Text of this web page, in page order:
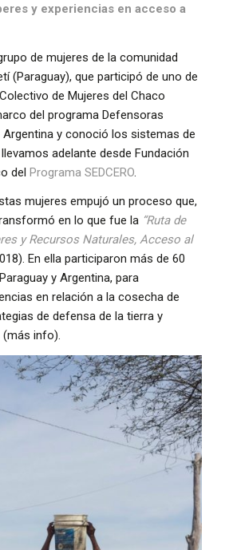
y experiencias en acceso a
de mujeres de la comunidad
(Paraguay), que participó de uno de
de Mujeres del Chaco
del programa Defensoras
y conoció los sistemas de
adelante desde Fundación
del Programa SEDCERO.
mujeres empujó un proceso que,
en lo que fue la “Ruta de
y Recursos Naturales, Acceso al
En ella participaron más de 60
y Argentina, para
en relación a la cosecha de
de defensa de la tierra y
info).